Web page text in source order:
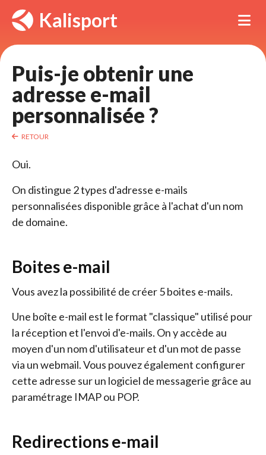
Kalisport
Puis-je obtenir une
adresse e-mail
personnalisée ?
RETOUR
Oui.
On distingue 2 types d'adresse e-mails
personnalisées disponible grâce à l'achat d'un nom
de domaine.
Boites e-mail
Vous avez la possibilité de créer 5 boites e-mails.
Une boîte e-mail est le format "classique" utilisé pour
la réception et l'envoi d'e-mails. On y accède au
moyen d'un nom d'utilisateur et d'un mot de passe
via un webmail. Vous pouvez également configurer
cette adresse sur un logiciel de messagerie grâce au
paramétrage IMAP ou POP.
Redirections e-mail